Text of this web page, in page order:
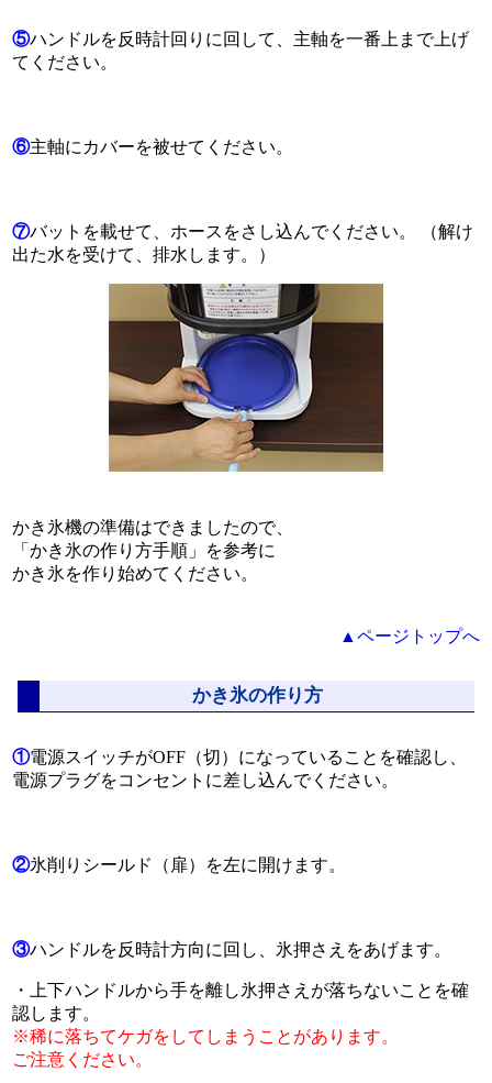
⑤ハンドルを反時計回りに回して、主軸を一番上まで上げ
てください。
⑥主軸にカバーを被せてください。
⑦バットを載せて、ホースをさし込んでください。 （解け
出た水を受けて、排水します。）
かき氷機の準備はできましたので、
「かき氷の作り方手順」を参考に
かき氷を作り始めてください。
▲ページトップへ
かき氷の作り方
①電源スイッチがOFF（切）になっていることを確認し、
電源プラグをコンセントに差し込んでください。
②氷削りシールド（扉）を左に開けます。
③ハンドルを反時計方向に回し、氷押さえをあげます。
・上下ハンドルから手を離し氷押さえが落ちないことを確
認します。
※稀に落ちてケガをしてしまうことがあります。
ご注意ください。